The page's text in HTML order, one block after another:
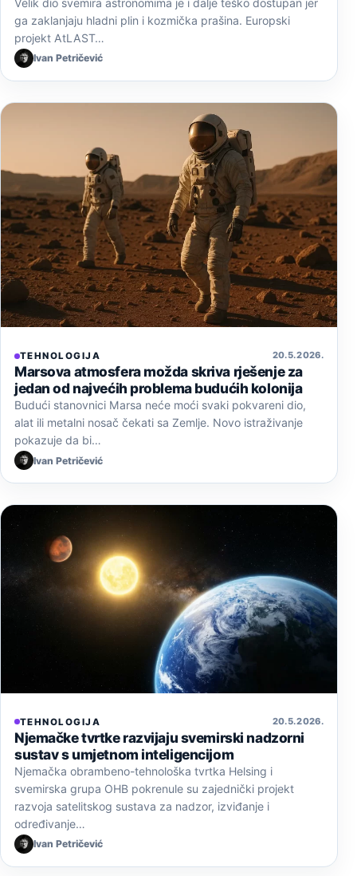
Velik dio svemira astronomima je i dalje teško dostupan jer
ga zaklanjaju hladni plin i kozmička prašina. Europski
projekt AtLAST…
Ivan Petričević
TEHNOLOGIJA 20. 5. 2026.
Marsova atmosfera možda skriva rješenje za
jedan od najvećih problema budućih kolonija
Budući stanovnici Marsa neće moći svaki pokvareni dio,
alat ili metalni nosač čekati sa Zemlje. Novo istraživanje
pokazuje da bi…
Ivan Petričević
TEHNOLOGIJA 20. 5. 2026.
Njemačke tvrtke razvijaju svemirski nadzorni
sustav s umjetnom inteligencijom
Njemačka obrambeno-tehnološka tvrtka Helsing i
svemirska grupa OHB pokrenule su zajednički projekt
razvoja satelitskog sustava za nadzor, izviđanje i
određivanje…
Ivan Petričević